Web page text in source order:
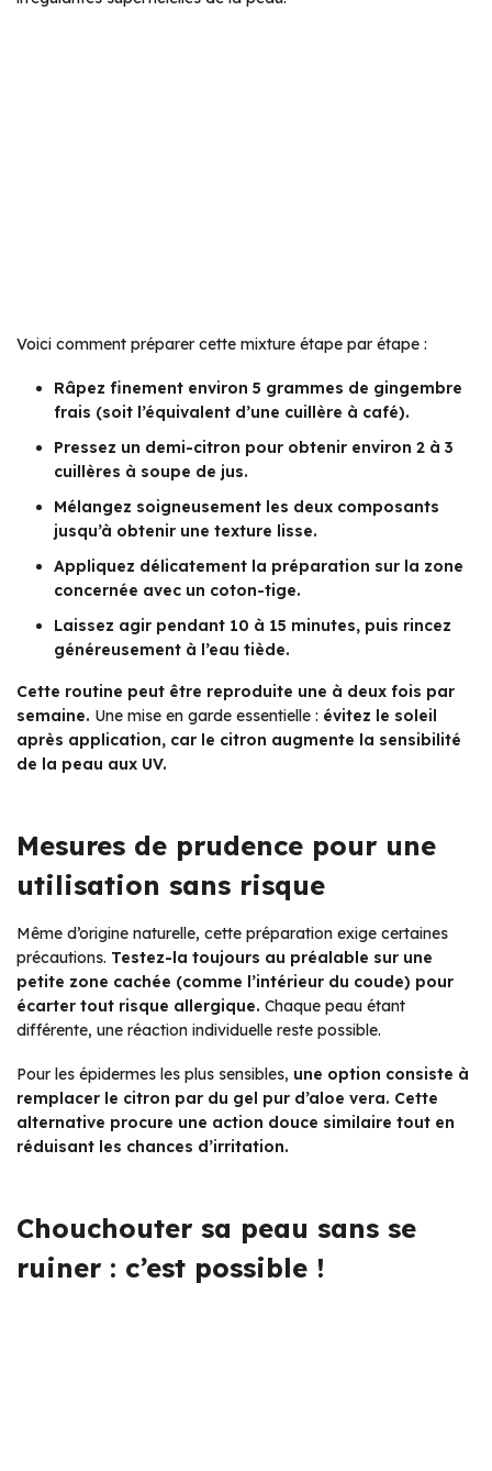
Voici comment préparer cette mixture étape par étape :
Râpez finement environ 5 grammes de gingembre
frais (soit l’équivalent d’une cuillère à café).
Pressez un demi-citron pour obtenir environ 2 à 3
cuillères à soupe de jus.
Mélangez soigneusement les deux composants
jusqu’à obtenir une texture lisse.
Appliquez délicatement la préparation sur la zone
concernée avec un coton-tige.
Laissez agir pendant 10 à 15 minutes, puis rincez
généreusement à l’eau tiède.
Cette routine peut être reproduite une à deux fois par
semaine. Une mise en garde essentielle : évitez le soleil
après application, car le citron augmente la sensibilité
de la peau aux UV.
Mesures de prudence pour une
utilisation sans risque
Même d’origine naturelle, cette préparation exige certaines
précautions. Testez-la toujours au préalable sur une
petite zone cachée (comme l’intérieur du coude) pour
écarter tout risque allergique. Chaque peau étant
différente, une réaction individuelle reste possible.
Pour les épidermes les plus sensibles, une option consiste à
remplacer le citron par du gel pur d’aloe vera. Cette
alternative procure une action douce similaire tout en
réduisant les chances d’irritation.
Chouchouter sa peau sans se
ruiner : c’est possible !